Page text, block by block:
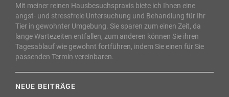
Mit meiner reinen Hausbesuchspraxis biete ich Ihnen eine
angst- und stressfreie Untersuchung und Behandlung für Ihr
Tier in gewohnter Umgebung. Sie sparen zum einen Zeit, da
lange Wartezeiten entfallen, zum anderen können Sie ihren
Tagesablauf wie gewohnt fortführen, indem Sie einen für Sie
passenden Termin vereinbaren.
NEUE BEITRÄGE